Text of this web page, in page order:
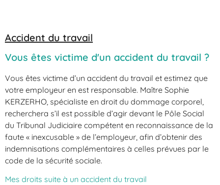
Accident du travail
Vous êtes victime d'un accident du travail ?
Vous êtes victime d’un accident du travail et estimez que
votre employeur en est responsable. Maître Sophie
KERZERHO, spécialiste en droit du dommage corporel,
recherchera s’il est possible d’agir devant le Pôle Social
du Tribunal Judiciaire compétent en reconnaissance de la
faute « inexcusable » de l’employeur, afin d’obtenir des
indemnisations complémentaires à celles prévues par le
code de la sécurité sociale.
Mes droits suite à un accident du travail